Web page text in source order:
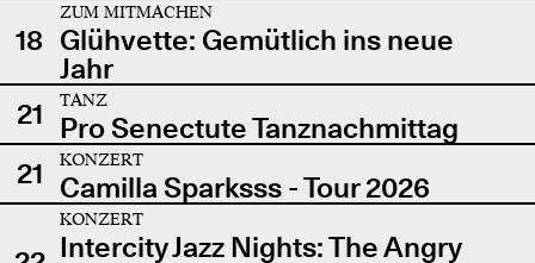
18
ZUM MITMACHEN
Glühvette: Gemütlich ins neue
Jahr
21
TANZ
Pro Senectute Tanznachmittag
21
KONZERT
Camilla Sparksss - Tour 2026
KONZERT
Intercity Jazz Nights: The Angry